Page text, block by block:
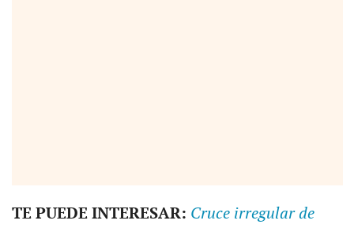
TE PUEDE INTERESAR: Cruce irregular de